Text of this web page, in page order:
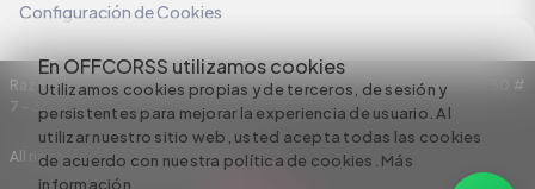
En OFFCORSS utilizamos cookies
Utilizamos cookies propias y de terceros, de sesión y
persistentes para mejorar la experiencia de usuario. Al
utilizar nuestro sitio web, usted acepta todas las cookies
de acuerdo con nuestra política de cookies. Más
información
Configuración de Cookies
Razón Social: C.I HERMECO S.A. NIT: 890924167-6 Dirección: Carrera 50 #
7 – 35
All rights reserved empowered by